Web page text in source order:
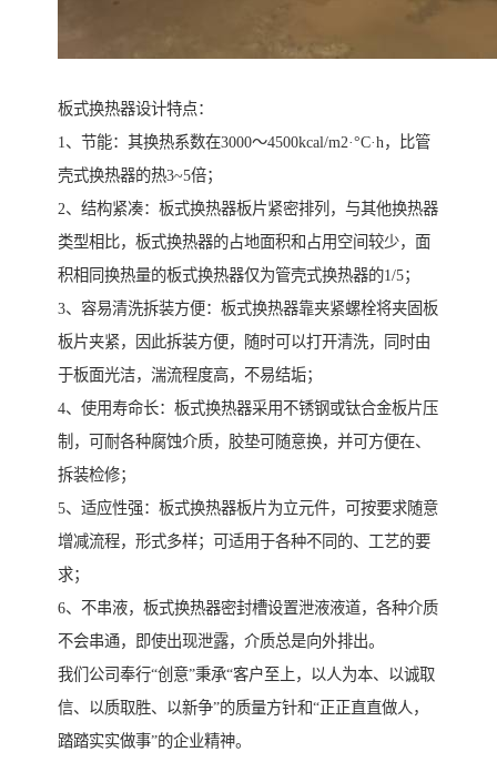
板式换热器设计特点：
1、节能：其换热系数在3000～4500kcal/m2·°C·h，比管
壳式换热器的热3~5倍；
2、结构紧凑：板式换热器板片紧密排列，与其他换热器
类型相比，板式换热器的占地面积和占用空间较少，面
积相同换热量的板式换热器仅为管壳式换热器的1/5；
3、容易清洗拆装方便：板式换热器靠夹紧螺栓将夹固板
板片夹紧，因此拆装方便，随时可以打开清洗，同时由
于板面光洁，湍流程度高，不易结垢；
4、使用寿命长：板式换热器采用不锈钢或钛合金板片压
制，可耐各种腐蚀介质，胶垫可随意换，并可方便在、
拆装检修；
5、适应性强：板式换热器板片为立元件，可按要求随意
增减流程，形式多样；可适用于各种不同的、工艺的要
求；
6、不串液，板式换热器密封槽设置泄液液道，各种介质
不会串通，即使出现泄露，介质总是向外排出。
我们公司奉行“创意”秉承“客户至上，以人为本、以诚取
信、以质取胜、以新争”的质量方针和“正正直直做人，
踏踏实实做事”的企业精神。